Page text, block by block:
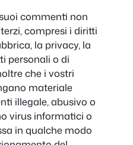
commenti non
compresi i diritti
la privacy, la
personali o di
che i vostri
materiale
illegale, abusivo o
virus informatici o
in qualche modo